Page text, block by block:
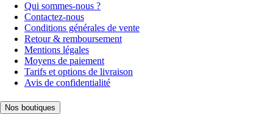
Qui sommes-nous ?
Contactez-nous
Conditions générales de vente
Retour & remboursement
Mentions légales
Moyens de paiement
Tarifs et options de livraison
Avis de confidentialité
Nos boutiques